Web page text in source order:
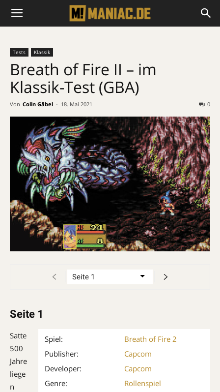
Tests Klassik
Breath of Fire II – im
Klassik-Test (GBA)
Von Colin Gäbel - 18. Mai 2021 0
Seite 1
Spiel:
Breath of Fire 2
Publisher:
Capcom
Developer:
Capcom
Genre:
Rollenspiel
Satte
500
Jahre
liege
n